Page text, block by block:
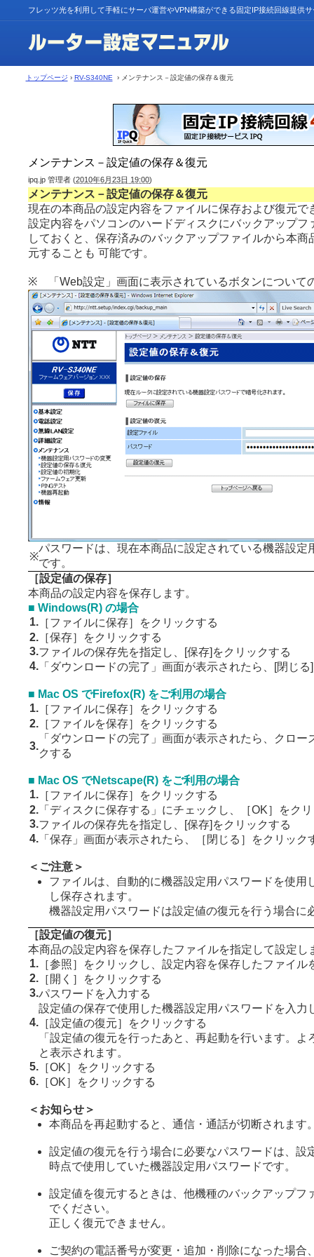
フレッツ光を利用して手軽にサーバ運営やVPN構築ができる固定IP接続回線提供
トップページ › RV-S340NE › メンテナンス－設定値の保存＆復元
メンテナンス－設定値の保存＆復元
ipq.jp 管理者 (2010年6月23日 19:00)
メンテナンス－設定値の保存＆復元
現在の本商品の設定内容をファイルに保存および復元で
設定内容をパソコンのハードディスクにバックアップフ
しておくと、保存済みのバックアップファイルから本商
元することも 可能です。
※ 「Web設定」画面に表示されているボタンについて
※
パスワードは、現在本商品に設定されている機器設定
です。
［設定値の保存］
本商品の設定内容を保存します。
■ Windows(R) の場合
1. ［ファイルに保存］をクリックする
2. ［保存］をクリックする
3.ファイルの保存先を指定し、[保存]をクリックする
4. 「ダウンロードの完了」画面が表示されたら、[閉じ
■ Mac OS でFirefox(R) をご利用の場合
1. ［ファイルに保存］をクリックする
2. ［ファイルを保存］をクリックする
3.
「ダウンロードの完了」画面が表示されたら、クロー
クする
■ Mac OS でNetscape(R) をご利用の場合
1. ［ファイルに保存］をクリックする
2. 「ディスクに保存する」にチェックし、［OK］をク
3.ファイルの保存先を指定し、[保存]をクリックする
4. 「保存」画面が表示されたら、［閉じる］をクリック
＜ご注意＞
ファイルは、自動的に機器設定用パスワードを使用
し保存されます。
機器設定用パスワードは設定値の復元を行う場合に
［設定値の復元］
本商品の設定内容を保存したファイルを指定して設定し
1. ［参照］をクリックし、設定内容を保存したファイル
2. ［開く］をクリックする
3.パスワードを入力する
設定値の保存で使用した機器設定用パスワードを入力
4. ［設定値の復元］をクリックする
「設定値の復元を行ったあと、再起動を行います。よ
と表示されます。
5. ［OK］をクリックする
6. ［OK］をクリックする
＜お知らせ＞
本商品を再起動すると、通信・通話が切断されます
設定値の復元を行う場合に必要なパスワードは、設
時点で使用していた機器設定用パスワードです。
設定値を復元するときは、他機種のバックアップフ
でください。
正しく復元できません。
ご契約の電話番号が変更・追加・削除になった場合